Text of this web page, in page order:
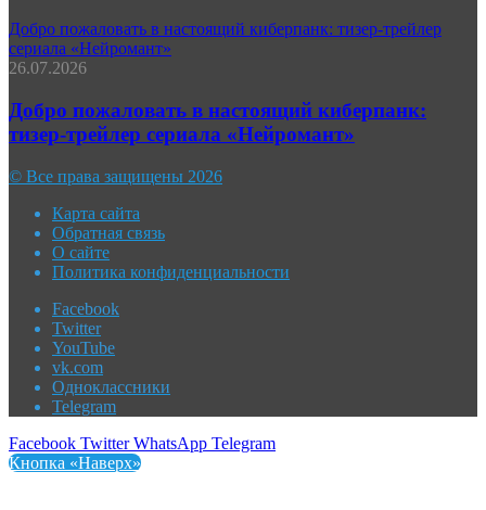
Добро пожаловать в настоящий киберпанк: тизер-трейлер
сериала «Нейромант»
26.07.2026
Добро пожаловать в настоящий киберпанк:
тизер-трейлер сериала «Нейромант»
© Все права защищены 2026
Карта сайта
Обратная связь
О сайте
Политика конфиденциальности
Facebook
Twitter
YouTube
vk.com
Одноклассники
Telegram
Facebook Twitter WhatsApp Telegram
Кнопка «Наверх»